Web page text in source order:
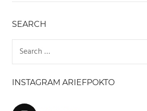
SEARCH
for:
INSTAGRAM ARIEFPOKTO